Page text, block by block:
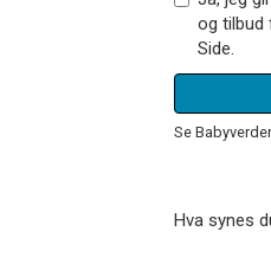
og tilbud
Side.
Se
Hva synes